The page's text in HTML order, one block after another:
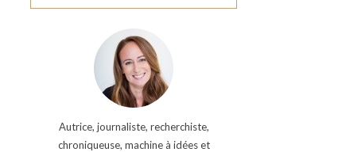
Autrice, journaliste, recherchiste,
chroniqueuse, machine à idées et